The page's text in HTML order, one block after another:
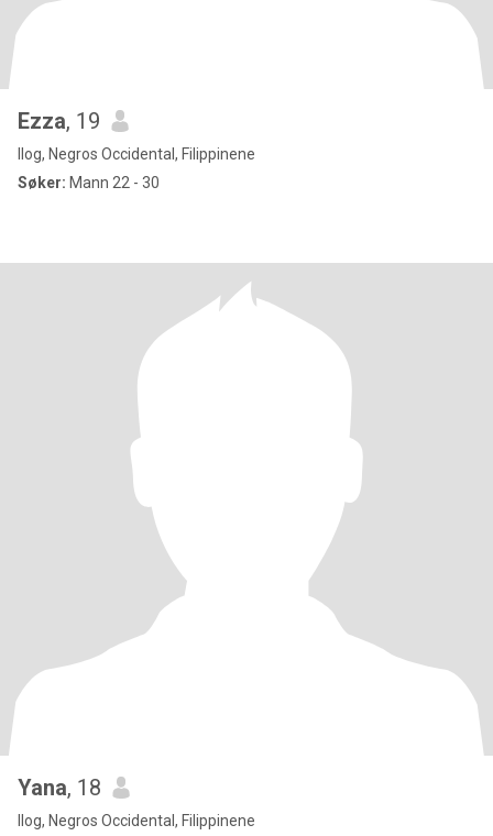
Ezza, 19
Ilog, Negros Occidental, Filippinene
Søker: Mann 22 - 30
Yana, 18
Ilog, Negros Occidental, Filippinene